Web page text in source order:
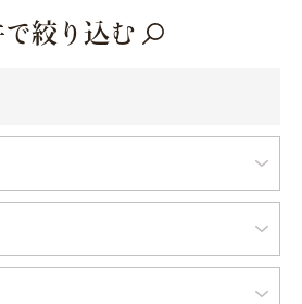
で絞り込む